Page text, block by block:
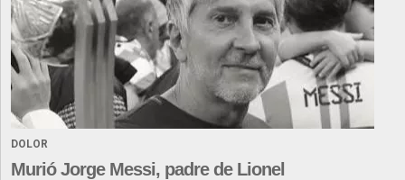
DOLOR
Murió Jorge Messi, padre de Lionel